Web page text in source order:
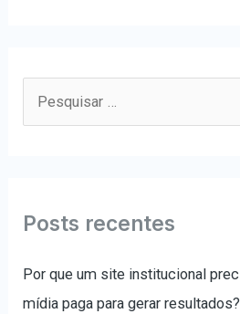
i
s
Posts recentes
Por que um site institucional
mídia paga para gerar resultados?